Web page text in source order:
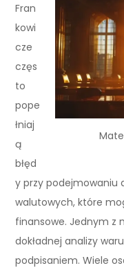
Fran
kowi
cze
częs
to
pope
łniaj
ą
błęd
y przy podejmowaniu
walutowych, które
finansowe. Jednym z
dokładnej analizy
podpisaniem. Wiele